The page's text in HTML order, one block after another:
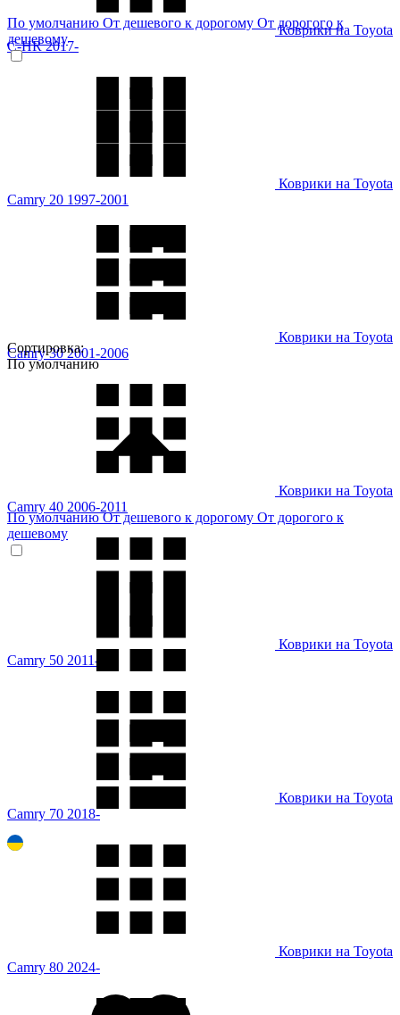
Коврики на Toyota
C-HR 2017-
Коврики на Toyota
Camry 20 1997-2001
Коврики на Toyota
Camry 30 2001-2006
Коврики на Toyota
Camry 40 2006-2011
Коврики на Toyota
Camry 50 2011-
Коврики на Toyota
Camry 70 2018-
Коврики на Toyota
Camry 80 2024-
По умолчанию От дешевого к дорогому От дорогого к
дешевому
Сортировка:
По умолчанию
По умолчаниюОт дешевого к дорогому От дорогого к
дешевому